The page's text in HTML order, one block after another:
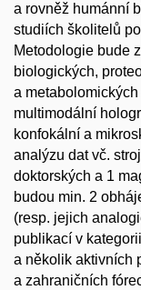
a rovněž humánní
studiích školitelů
Metodologie bude
biologických,
a
multimodální
konfokální a
analýzu dat vč.
doktorských a 1
budou min. 2
(resp. jejich
publikací v
a několik aktivních
a zahraničních